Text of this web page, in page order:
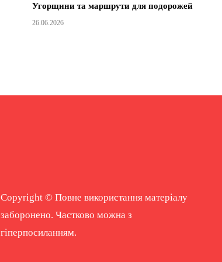
Угорщини та маршрути для подорожей
26.06.2026
Copyright © Повне використання матеріалу
заборонено. Частково можна з
гіперпосиланням.